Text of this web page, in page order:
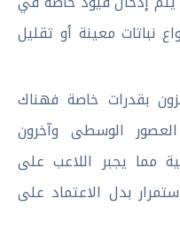
نباتات معينة أو تقليل
بقدرات خاصة فهناك
الوسطى وآخرون
مما يجبر اللاعب على
بدل الاعتماد على